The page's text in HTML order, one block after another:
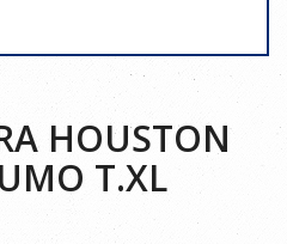
HOUSTON
T.XL